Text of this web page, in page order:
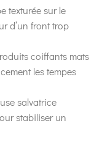
texturée sur le
d’un front trop
coiffants mats
les tempes
salvatrice
stabiliser un